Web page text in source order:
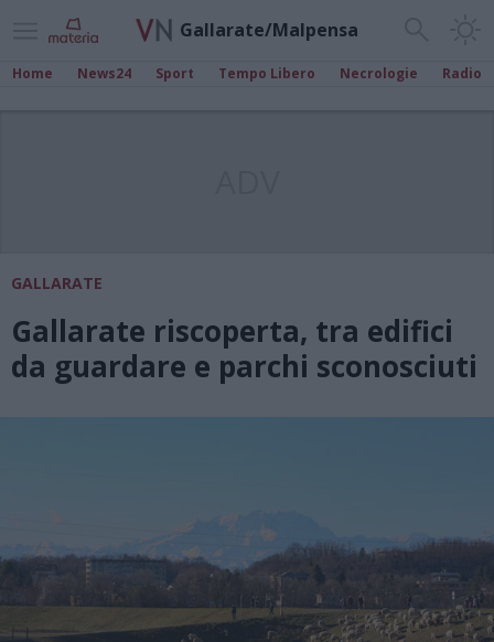
Gallarate/Malpensa
Home News24 Sport Tempo Libero Necrologie Radio
GALLARATE
Gallarate riscoperta, tra edifici
da guardare e parchi sconosciuti